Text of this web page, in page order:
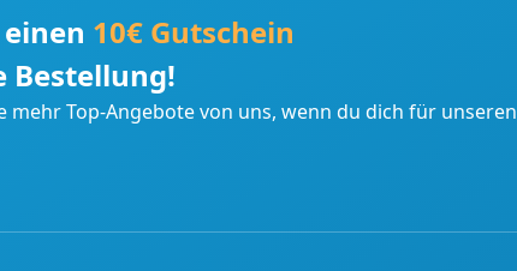
10€ Gutschein
Bestellung!
mehr Top-Angebote von uns, wenn du dich für unseren